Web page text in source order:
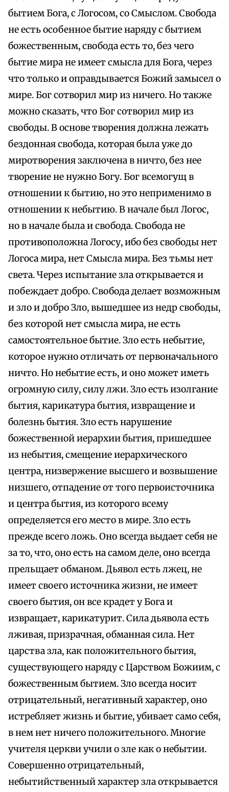
бытием Бога, с Логосом, со Смыслом. Свобода
не есть особенное бытие наряду с бытием
божественным, свобода есть то, без чего
бытие мира не имеет смысла для Бога, через
что только и оправдывается Божий замысел о
мире. Бог сотворил мир из ничего. Но также
можно сказать, что Бог сотворил мир из
свободы. В основе творения должна лежать
бездонная свобода, которая была уже до
миротворения заключена в ничто, без нее
творение не нужно Богу. Бог всемогущ в
отношении к бытию, но это неприменимо в
отношении к небытию. В начале был Логос,
но в начале была и свобода. Свобода не
противоположна Логосу, ибо без свободы нет
Логоса мира, нет Смысла мира. Без тьмы нет
света. Через испытание зла открывается и
побеждает добро. Свобода делает возможным
и зло и добро Зло, вышедшее из недр свободы,
без которой нет смысла мира, не есть
самостоятельное бытие. Зло есть небытие,
которое нужно отличать от первоначального
ничто. Но небытие есть, и оно может иметь
огромную силу, силу лжи. Зло есть изолгание
бытия, карикатура бытия, извращение и
болезнь бытия. Зло есть нарушение
божественной иерархии бытия, пришедшее
из небытия, смещение иерархического
центра, низвержение высшего и возвышение
низшего, отпадение от того первоисточника
и центра бытия, из которого всему
определяется его место в мире. Зло есть
прежде всего ложь. Оно всегда выдает себя не
за то, что, оно есть на самом деле, оно всегда
прельщает обманом. Дьявол есть лжец, не
имеет своего источника жизни, не имеет
своего бытия, он все крадет у Бога и
извращает, карикатурит. Сила дьявола есть
лживая, призрачная, обманная сила. Нет
царства зла, как положительного бытия,
существующего наряду с Царством Божиим, с
божественным бытием. Зло всегда носит
отрицательный, негативный характер, оно
истребляет жизнь и бытие, убивает само себя,
в нем нет ничего положительного. Многие
учителя церкви учили о зле как о небытии.
Совершенно отрицательный,
небытийственный характер зла открывается